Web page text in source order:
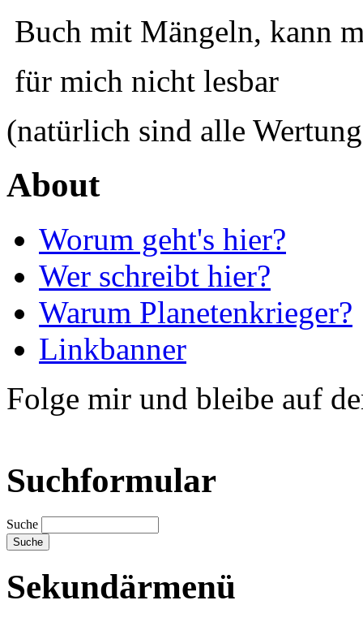
Buch mit Mängeln, kann
für mich nicht lesbar
(natürlich sind alle
About
Worum geht's hier?
Wer schreibt hier?
Warum Planetenkrieger?
Linkbanner
Folge mir und bleibe auf
Suchformular
Suche
Sekundärmenü